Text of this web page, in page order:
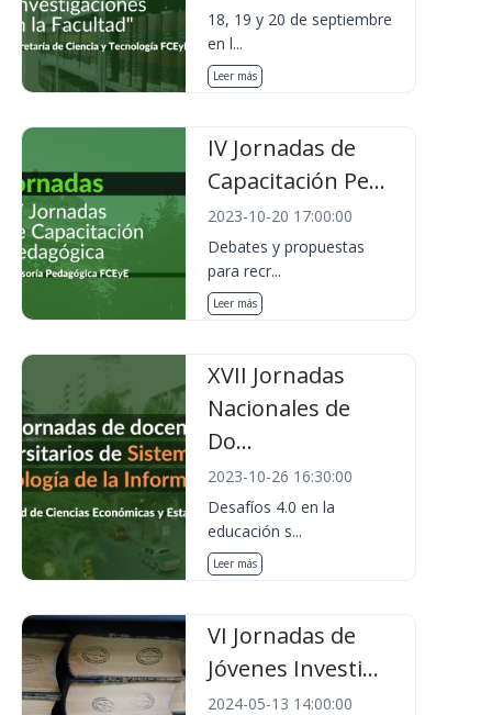
18, 19 y 20 de septiembre
en l...
Leer más
IV Jornadas de
Capacitación Pe...
2023-10-20 17:00:00
Debates y propuestas
para recr...
Leer más
XVII Jornadas
Nacionales de
Do...
2023-10-26 16:30:00
Desafíos 4.0 en la
educación s...
Leer más
VI Jornadas de
Jóvenes Investi...
2024-05-13 14:00:00